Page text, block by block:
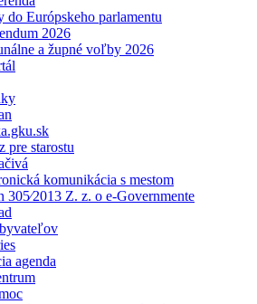
do Európskeho parlamentu
2026
a župné voľby 2026
pre starostu
komunikácia s mestom
305⁄2013 Z. z. o e-Governmente
agenda